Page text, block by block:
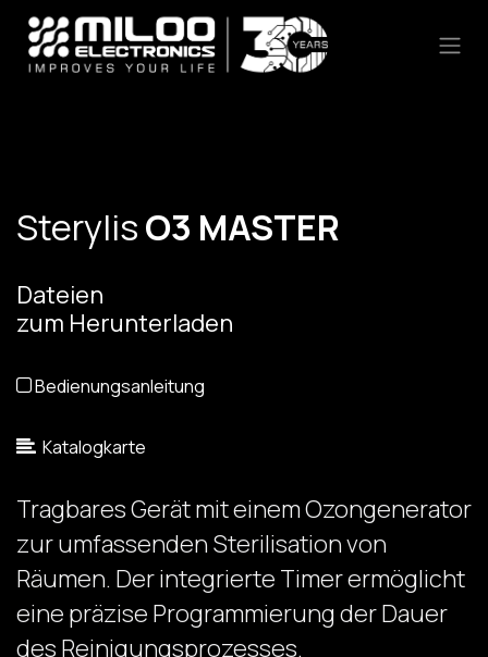
Zum Inhalt springen
SterylisO3 MASTER
Dateien
zum Herunterladen
Bedienungsanleitung
Katalogkarte
Tragbares Gerät mit einem Ozongenerator
zur umfassenden Sterilisation von
Räumen. Der integrierte Timer ermöglicht
eine präzise Programmierung der Dauer
des Reinigungsprozesses.